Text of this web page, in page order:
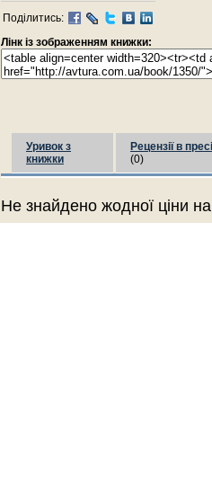
Поділитись:
Лінк із зображенням книжки:
Уривок з
книжки
Рецензії в пресі
(0)
Не знайдено жодної ціни